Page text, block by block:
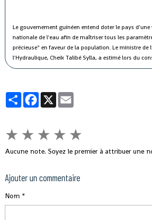
Le gouvernement guinéen entend doter le pays
nationale de l'eau afin de maîtriser tous les
précieuse" en faveur de la population. Le ministre de
l'Hydraulique, Cheik Talibé Sylla, a estimé lors du
jeudi que le "potentiel des ressources en eau du
PartagerFacebook
X
★ ★ ★ ★ ★
Aucune note. Soyez le premier à attribuer une
Ajouter un commentaire
Nom